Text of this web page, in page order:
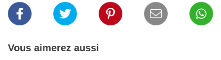
Vous aimerez aussi